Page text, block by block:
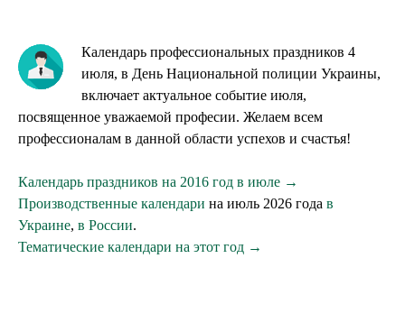
Календарь профессиональных праздников 4
июля, в День Национальной полиции Украины,
включает актуальное событие июля,
посвященное уважаемой професии. Желаем всем
профессионалам в данной области успехов и счастья!
Календарь праздников на 2016 год в июле →
Производственные календари на июль 2026 года в
Украине, в России.
Тематические календари на этот год →